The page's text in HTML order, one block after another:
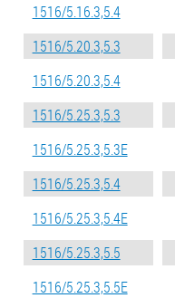
1516/5.16.3,5.4
1516/5.20.3,5.3
1516/5.20.3,5.4
1516/5.25.3,5.3
1516/5.25.3,5.3E
1516/5.25.3,5.4
1516/5.25.3,5.4E
1516/5.25.3,5.5
1516/5.25.3,5.5E